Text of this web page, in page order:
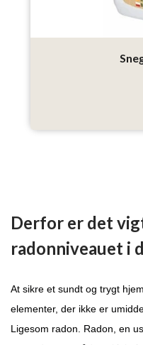
Derfor er det
radonniveauet i
At sikre et sundt og trygt
elementer, der ikke er
Ligesom radon. Radon, en